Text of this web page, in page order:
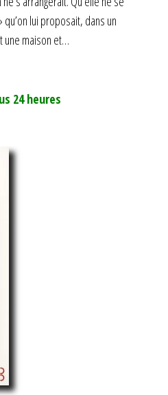
lui proposait, dans un
une maison et…
24 heures